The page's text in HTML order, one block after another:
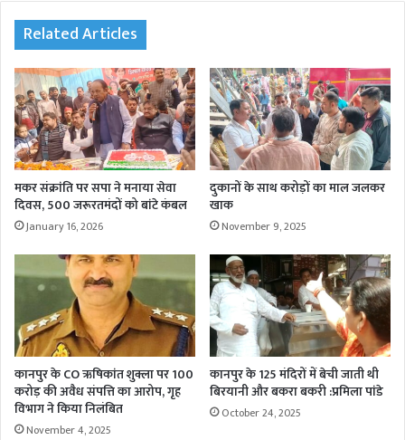
Related Articles
मकर संक्रांति पर सपा ने मनाया सेवा
दिवस, 500 जरूरतमंदों को बांटे कंबल
January 16, 2026
दुकानों के साथ करोड़ों का माल जलकर
खाक
November 9, 2025
कानपुर के CO ऋषिकांत शुक्ला पर 100
करोड़ की अवैध संपत्ति का आरोप, गृह
विभाग ने किया निलंबित
November 4, 2025
कानपुर के 125 मंदिरों में बेची जाती थी
बिरयानी और बकरा बकरी :प्रमिला पांडे
October 24, 2025